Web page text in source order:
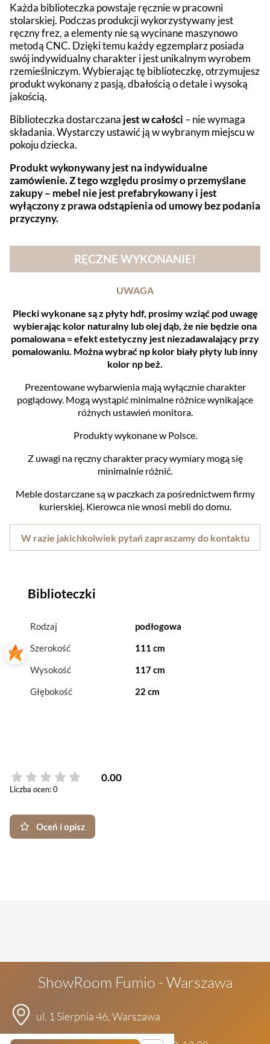
Każda biblioteczka powstaje ręcznie w pracowni
stolarskiej. Podczas produkcji wykorzystywany jest
ręczny frez, a elementy nie są wycinane maszynowo
metodą CNC. Dzięki temu każdy egzemplarz posiada
swój indywidualny charakter i jest unikalnym wyrobem
rzemieślniczym. Wybierając tę biblioteczkę, otrzymujesz
produkt wykonany z pasją, dbałością o detale i wysoką
jakością.
Biblioteczka dostarczana jest w całości – nie wymaga
składania. Wystarczy ustawić ją w wybranym miejscu w
pokoju dziecka.
Produkt wykonywany jest na indywidualne
zamówienie. Z tego względu prosimy o przemyślane
zakupy – mebel nie jest prefabrykowany i jest
wyłączony z prawa odstąpienia od umowy bez podania
przyczyny.
RĘCZNE WYKONANIE!
UWAGA
Plecki wykonane są z płyty hdf, prosimy wziąć pod uwagę
wybierając kolor naturalny lub olej dąb, że nie będzie ona
pomalowana = efekt estetyczny jest niezadawalający przy
pomalowaniu. Można wybrać np kolor biały płyty lub inny
kolor np beż.
Prezentowane wybarwienia mają wyłącznie charakter
poglądowy. Mogą wystąpić minimalne różnice wynikające
różnych ustawień monitora.
Produkty wykonane w Polsce.
Z uwagi na ręczny charakter pracy wymiary mogą się
minimalnie różnić.
Meble dostarczane są w paczkach za pośrednictwem firmy
kurierskiej. Kierowca nie wnosi mebli do domu.
W razie jakichkolwiek pytań zapraszamy do kontaktu
Biblioteczki
Rodzaj podłogowa
Wysokość 117 cm
Szerokość 111 cm
Głębokość 22 cm
0.00
Liczba ocen: 0
Oceń i opisz
ShowRoom Fumio - Warszawa
ul. 1 Sierpnia 46, Warszawa